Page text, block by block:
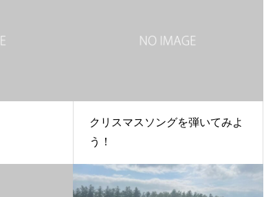
クリスマスソングを弾いてみよ
う！